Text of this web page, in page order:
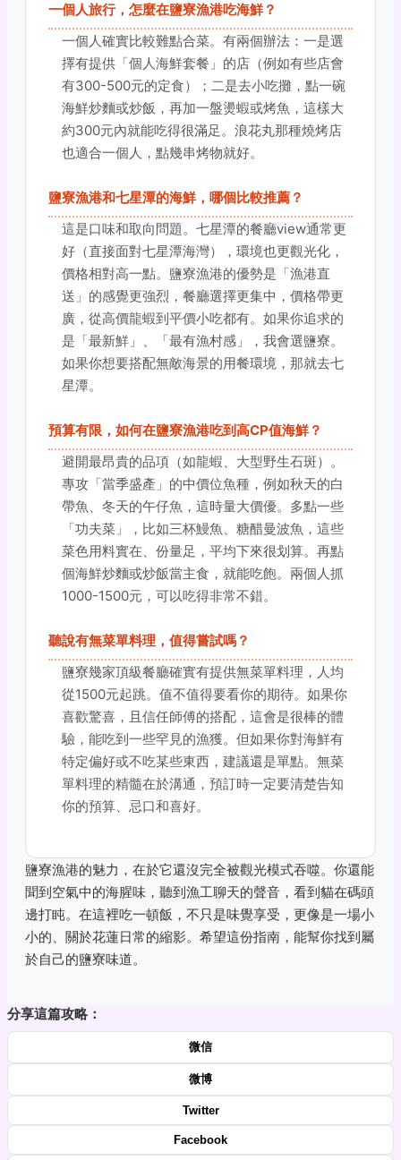
一個人旅行，怎麼在鹽寮漁港吃海鮮？
一個人確實比較難點合菜。有兩個辦法：一是選
擇有提供「個人海鮮套餐」的店（例如有些店會
有300-500元的定食）；二是去小吃攤，點一碗
海鮮炒麵或炒飯，再加一盤燙蝦或烤魚，這樣大
約300元內就能吃得很滿足。浪花丸那種燒烤店
也適合一個人，點幾串烤物就好。
鹽寮漁港和七星潭的海鮮，哪個比較推薦？
這是口味和取向問題。七星潭的餐廳view通常更
好（直接面對七星潭海灣），環境也更觀光化，
價格相對高一點。鹽寮漁港的優勢是「漁港直
送」的感覺更強烈，餐廳選擇更集中，價格帶更
廣，從高價龍蝦到平價小吃都有。如果你追求的
是「最新鮮」、「最有漁村感」，我會選鹽寮。
如果你想要搭配無敵海景的用餐環境，那就去七
星潭。
預算有限，如何在鹽寮漁港吃到高CP值海鮮？
避開最昂貴的品項（如龍蝦、大型野生石斑）。
專攻「當季盛產」的中價位魚種，例如秋天的白
帶魚、冬天的午仔魚，這時量大價優。多點一些
「功夫菜」，比如三杯鰻魚、糖醋曼波魚，這些
菜色用料實在、份量足，平均下來很划算。再點
個海鮮炒麵或炒飯當主食，就能吃飽。兩個人抓
1000-1500元，可以吃得非常不錯。
聽說有無菜單料理，值得嘗試嗎？
鹽寮幾家頂級餐廳確實有提供無菜單料理，人均
從1500元起跳。值不值得要看你的期待。如果你
喜歡驚喜，且信任師傅的搭配，這會是很棒的體
驗，能吃到一些罕見的漁獲。但如果你對海鮮有
特定偏好或不吃某些東西，建議還是單點。無菜
單料理的精髓在於溝通，預訂時一定要清楚告知
你的預算、忌口和喜好。
鹽寮漁港的魅力，在於它還沒完全被觀光模式吞噬。你還能
聞到空氣中的海腥味，聽到漁工聊天的聲音，看到貓在碼頭
邊打盹。在這裡吃一頓飯，不只是味覺享受，更像是一場小
小的、關於花蓮日常的縮影。希望這份指南，能幫你找到屬
於自己的鹽寮味道。
分享這篇攻略：
微信
微博
Twitter
Facebook